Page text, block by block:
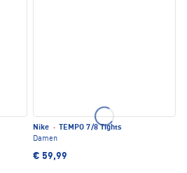
Nike ·
TEMPO 7/8 Tights
Damen
€ 59,99